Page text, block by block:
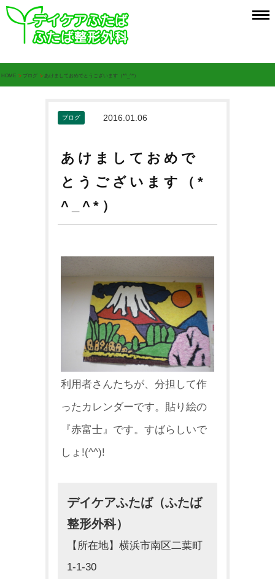
HOME > ブログ > あけましておめでとうございます（*^_^*）
ブログ 2016.01.06
あけましておめで
とうございます（*
^_^*）
利用者さんたちが、分担して作
ったカレンダーです。貼り絵の
『赤富士』です。すばらしいで
しょ!(^^)!
デイケアふたば（ふたば
整形外科）
【所在地】横浜市南区二葉町
1-1-30